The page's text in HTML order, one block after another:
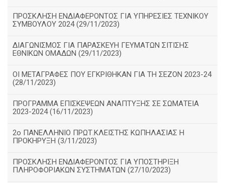
ΠΡΟΣΚΛΗΣΗ ΕΝΔΙΑΦΕΡΟΝΤΟΣ ΓΙΑ ΥΠΗΡΕΣΙΕΣ ΤΕΧΝΙΚΟΥ
ΣΥΜΒΟΥΛΟΥ 2024 (29/11/2023)
ΔΙΑΓΩΝΙΣΜΟΣ ΓΙΑ ΠΑΡΑΣΚΕΥΗ ΓΕΥΜΑΤΩΝ ΣΙΤΙΣΗΣ
ΕΘΝΙΚΩΝ ΟΜΑΔΩΝ (29/11/2023)
ΟΙ ΜΕΤΑΓΡΑΦΕΣ ΠΟΥ ΕΓΚΡΙΘΗΚΑΝ ΓΙΑ ΤΗ ΣΕΖΟΝ 2023-24
(28/11/2023)
ΠΡΟΓΡΑΜΜΑ ΕΠΙΣΚΕΨΕΩΝ ΑΝΑΠΤΥΞΗΣ ΣΕ ΣΩΜΑΤΕΙΑ
2023-2024 (16/11/2023)
2ο ΠΑΝΕΛΛΗΝΙΟ ΠΡΩΤ.ΚΛΕΙΣΤΗΣ ΚΩΠΗΛΑΣΙΑΣ Η
ΠΡΟΚΗΡΥΞΗ (3/11/2023)
ΠΡΟΣΚΛΗΣΗ ΕΝΔΙΑΦΕΡΟΝΤΟΣ ΓΙΑ ΥΠΟΣΤΗΡΙΞΗ
ΠΛΗΡΟΦΟΡΙΑΚΩΝ ΣΥΣΤΗΜΑΤΩΝ (27/10/2023)